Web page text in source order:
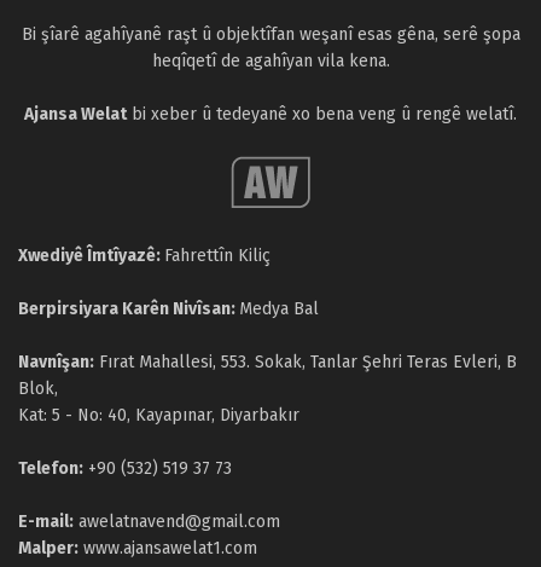
Bi şîarê agahîyanê raşt û objektîfan weşanî esas gêna, serê şopa
heqîqetî de agahîyan vila kena.
Ajansa Welatbi xeber û tedeyanê xo bena veng û rengê welatî.
Xwediyê Îmtîyazê: Fahrettîn Kiliç
Berpirsiyara Karên Nivîsan: Medya Bal
Navnîşan: Fırat Mahallesi, 553. Sokak, Tanlar Şehri Teras Evleri, B
Blok,
Kat: 5 - No: 40, Kayapınar, Diyarbakır
Telefon: +90 (532) 519 37 73
E-mail: awelatnavend@gmail.com
Malper: www.ajansawelat1.com